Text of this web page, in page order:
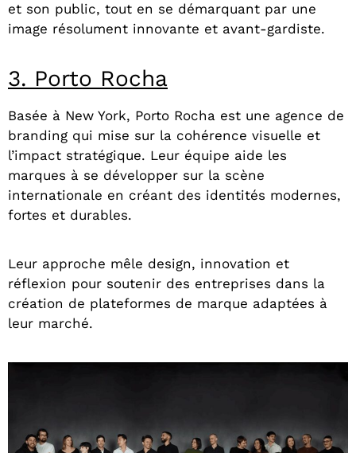
et son public, tout en se démarquant par une
image résolument innovante et avant-gardiste.
3. Porto Rocha
Basée à New York, Porto Rocha est une agence de
branding qui mise sur la cohérence visuelle et
l’impact stratégique. Leur équipe aide les
marques à se développer sur la scène
internationale en créant des identités modernes,
fortes et durables.
Leur approche mêle design, innovation et
réflexion pour soutenir des entreprises dans la
création de plateformes de marque adaptées à
leur marché.